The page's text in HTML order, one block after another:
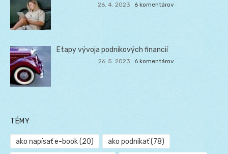
26. 4. 2023 6 komentárov
Etapy vývoja podnikových financií
26. 5. 2023 6 komentárov
TÉMY
ako napísať e-book(20) ako podnikať(78)